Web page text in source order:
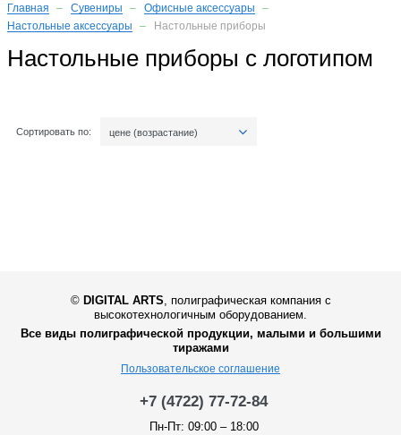
Главная Сувениры
Офисные аксессуары
Настольные аксессуары
Настольные приборы
Настольные приборы с логотипом
Сортировать по: цене (возрастание)
© DIGITAL ARTS
полиграфическая компания с
высокотехнологичным оборудованием.
Все виды полиграфической продукции, малыми и большими
тиражами
Пользовательское соглашение
+7 (4722) 77-72-84
Пн-Пт: 09:00 – 18:00